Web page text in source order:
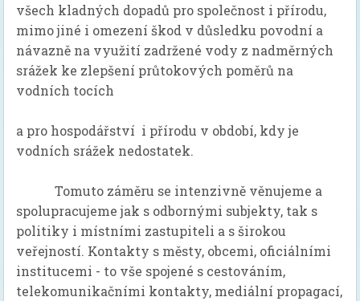
všech kladných dopadů pro společnost i přírodu,
mimo jiné i omezení škod v důsledku povodní a
návazně na využití zadržené vody z nadměrných
srážek ke zlepšení průtokových poměrů na
vodních tocích
a pro hospodářství i přírodu v období, kdy je
vodních srážek nedostatek.
Tomuto záměru se intenzivně věnujeme a
spolupracujeme jak s odbornými subjekty, tak s
politiky i místními zastupiteli a s širokou
veřejností. Kontakty s městy, obcemi, oficiálními
institucemi - to vše spojené s cestováním,
telekomunikačními kontakty, mediální propagací,